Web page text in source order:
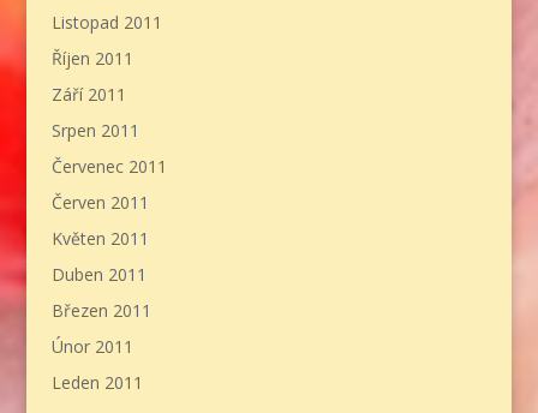
Listopad 2011
Říjen 2011
Září 2011
Srpen 2011
Červenec 2011
Červen 2011
Květen 2011
Duben 2011
Březen 2011
Únor 2011
Leden 2011